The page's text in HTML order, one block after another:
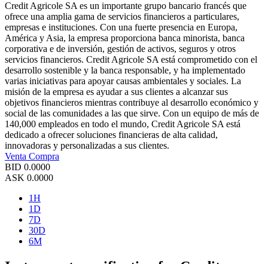
Credit Agricole SA es un importante grupo bancario francés que
ofrece una amplia gama de servicios financieros a particulares,
empresas e instituciones. Con una fuerte presencia en Europa,
América y Asia, la empresa proporciona banca minorista, banca
corporativa e de inversión, gestión de activos, seguros y otros
servicios financieros. Credit Agricole SA está comprometido con el
desarrollo sostenible y la banca responsable, y ha implementado
varias iniciativas para apoyar causas ambientales y sociales. La
misión de la empresa es ayudar a sus clientes a alcanzar sus
objetivos financieros mientras contribuye al desarrollo económico y
social de las comunidades a las que sirve. Con un equipo de más de
140,000 empleados en todo el mundo, Credit Agricole SA está
dedicado a ofrecer soluciones financieras de alta calidad,
innovadoras y personalizadas a sus clientes.
Venta Compra
BID 0.0000
ASK 0.0000
1H
1D
7D
30D
6M